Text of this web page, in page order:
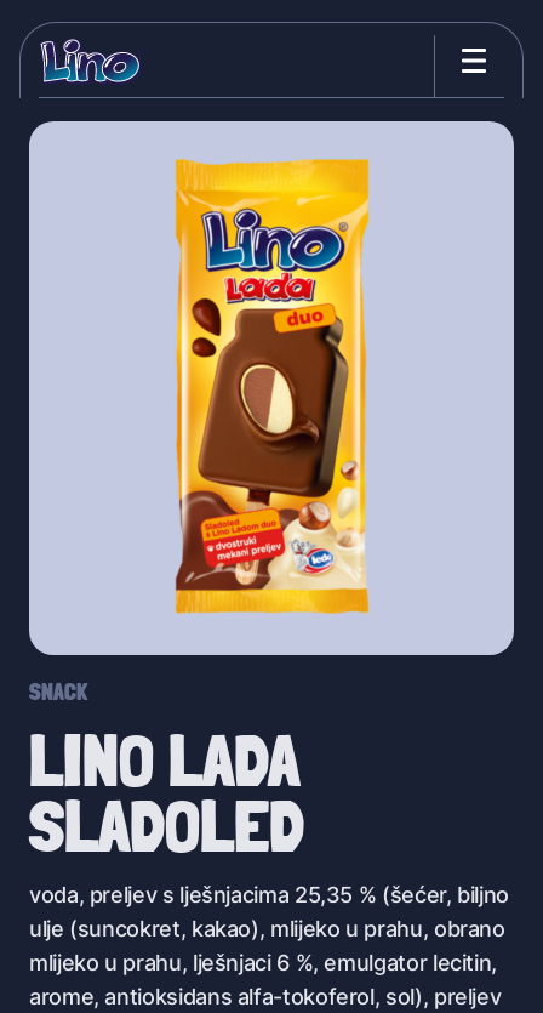
SNACK
LINO LADA
SLADOLED
voda, preljev s lješnjacima 25,35 % (šećer, biljno
ulje (suncokret, kakao), mlijeko u prahu, obrano
mlijeko u prahu, lješnjaci 6 %, emulgator lecitin,
arome, antioksidans alfa-tokoferol, sol), preljev